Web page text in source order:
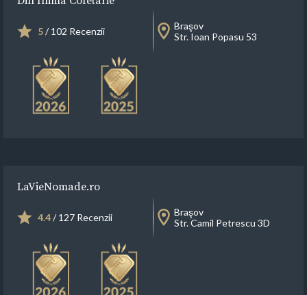
5/ 102 Recenzii
Braşov
Str. Ioan Popasu 53
LaVieNomade.ro
4.4/ 127 Recenzii
Braşov
Str. Camil Petrescu 3D